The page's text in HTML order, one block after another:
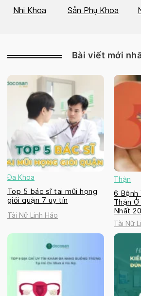
Nhi Khoa Sản Phụ Khoa
Bài viết mới
Đa Khoa
Top 5 bác sĩ tai mũi họng
giỏi quận 7 uy tín
Tài Nữ Linh Hảo
Thận
6 Bệnh
Thận
Nhất
Tài Nữ